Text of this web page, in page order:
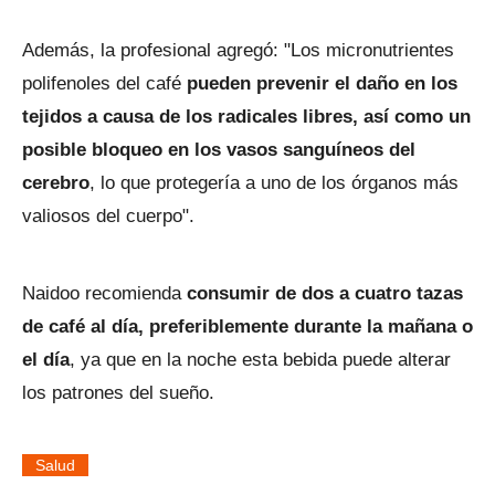
Además, la profesional agregó: "Los micronutrientes
polifenoles del café pueden prevenir el daño en los
tejidos a causa de los radicales libres, así como un
posible bloqueo en los vasos sanguíneos del
cerebro, lo que protegería a uno de los órganos más
valiosos del cuerpo".
Naidoo recomienda consumir de dos a cuatro tazas
de café al día, preferiblemente durante la mañana o
el día, ya que en la noche esta bebida puede alterar
los patrones del sueño.
Salud